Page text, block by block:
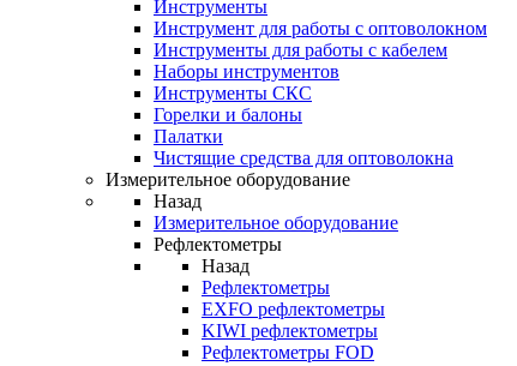
Инструменты
Инструмент для работы с оптоволокном
Инструменты для работы с кабелем
Наборы инструментов
Инструменты СКС
Горелки и балоны
Палатки
Чистящие средства для оптоволокна
Измерительное оборудование
Назад
Измерительное оборудование
Рефлектометры
Назад
Рефлектометры
EXFO рефлектометры
KIWI рефлектометры
Рефлектометры FOD